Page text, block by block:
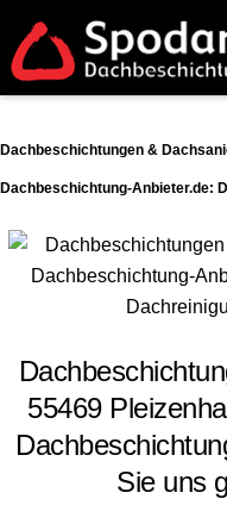
Dachbeschichtungen &
Dachbeschichtung-Anbieter.de:
55469
Sie uns